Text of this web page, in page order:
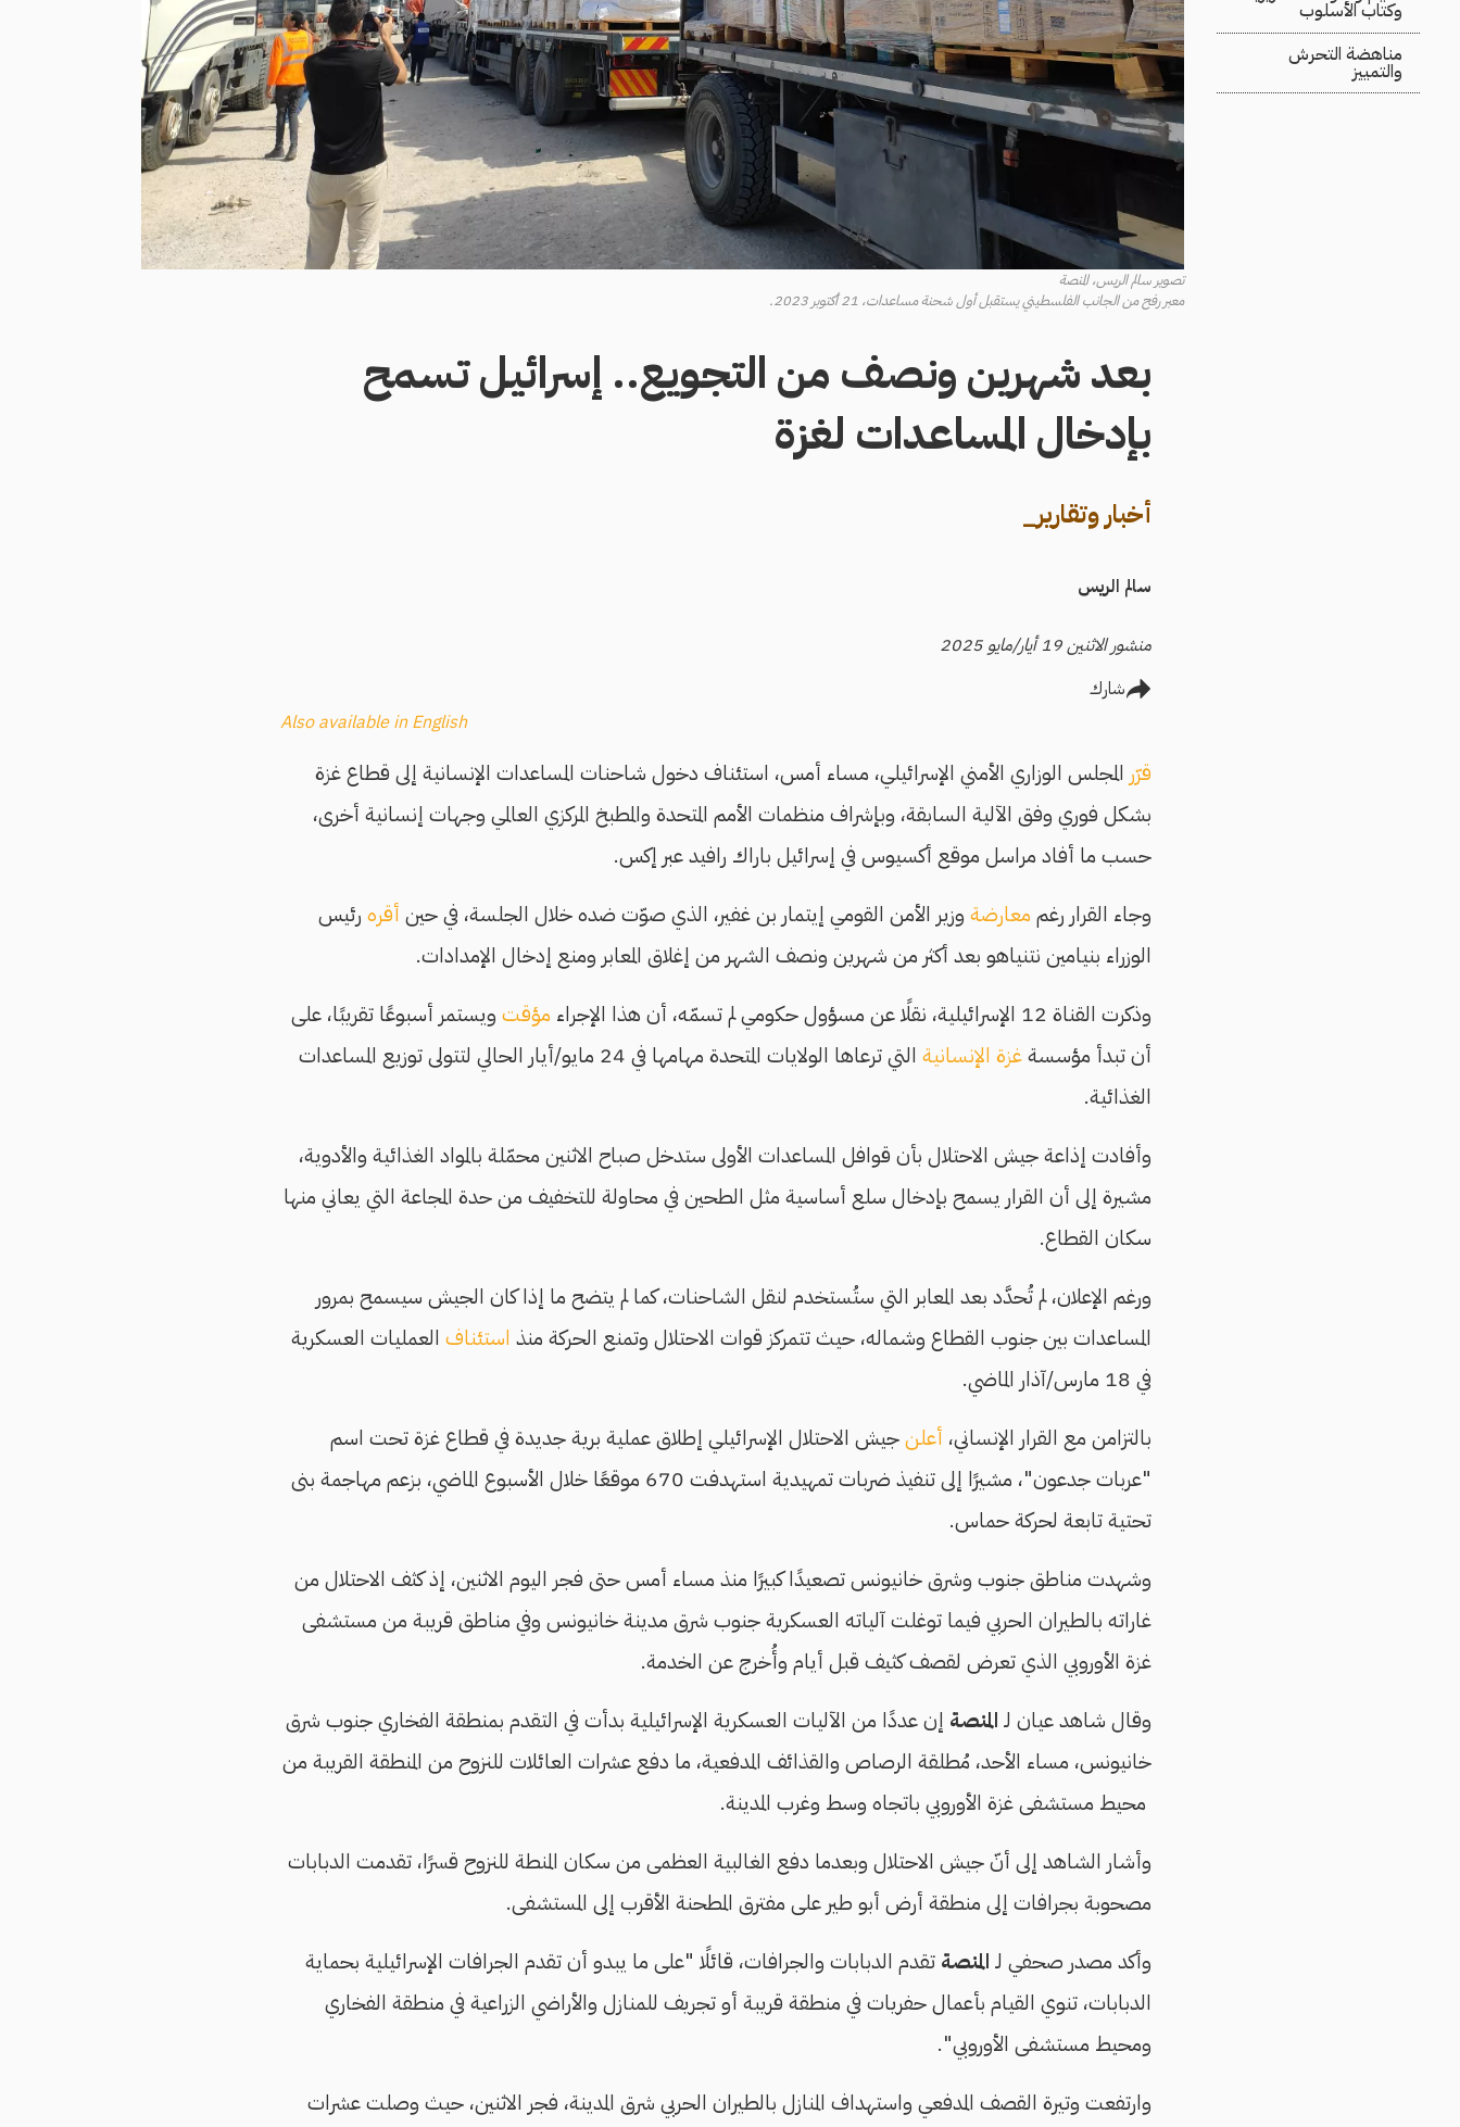
وكتاب الأسلوب
مناهضة التحرش
والتمييز
تصوير سالم الريس، المنصة
معبر رفح من الجانب الفلسطيني يستقبل أول شحنة مساعدات، 21 أكتوبر 2023.
بعد شهرين ونصف من التجويع.. إسرائيل تسمح
بإدخال المساعدات لغزة
أخبار وتقارير_
سالم الريس
منشور الاثنين 19 أيار/مايو 2025
شارك
Also available in English
قرّر المجلس الوزاري الأمني الإسرائيلي، مساء أمس، استئناف دخول شاحنات المساعدات الإنسانية إلى قطاع غزة
بشكل فوري وفق الآلية السابقة، وبإشراف منظمات الأمم المتحدة والمطبخ المركزي العالمي وجهات إنسانية أخرى،
حسب ما أفاد مراسل موقع أكسيوس في إسرائيل باراك رافيد عبر إكس.
وجاء القرار رغم معارضةوزير الأمن القومي إيتمار بن غفير، الذي صوّت ضده خلال الجلسة، في حين أقرهرئيس
الوزراء بنيامين نتنياهو بعد أكثر من شهرين ونصف الشهر من إغلاق المعابر ومنع إدخال الإمدادات.
وذكرت القناة 12 الإسرائيلية، نقلًا عن مسؤول حكومي لم تسمّه، أن هذا الإجراء
مؤقتويستمر أسبوعًا تقريبًا، على
أن تبدأ مؤسسةغزة الإنسانية
التي ترعاها الولايات المتحدة مهامها في 24 مايو/أيار الحالي لتتولى توزيع المساعدات
الغذائية.
وأفادت إذاعة جيش الاحتلال بأن قوافل المساعدات الأولى ستدخل صباح الاثنين محمّلة بالمواد الغذائية والأدوية،
مشيرة إلى أن القرار يسمح بإدخال سلع أساسية مثل الطحين في محاولة للتخفيف من حدة المجاعة التي يعاني منها
سكان القطاع.
ورغم الإعلان، لم تُحدَّد بعد المعابر التي ستُستخدم لنقل الشاحنات، كما لم يتضح ما إذا كان الجيش سيسمح بمرور
المساعدات بين جنوب القطاع وشماله، حيث تتمركز قوات الاحتلال وتمنع الحركة منذ استئنافالعمليات العسكرية
في 18 مارس/آذار الماضي.
بالتزامن مع القرار الإنساني، أعلنجيش الاحتلال الإسرائيلي إطلاق عملية برية جديدة في قطاع غزة تحت اسم
"عربات جدعون"، مشيرًا إلى تنفيذ ضربات تمهيدية استهدفت 670 موقعًا خلال الأسبوع الماضي، بزعم مهاجمة بنى
تحتية تابعة لحركة حماس.
وشهدت مناطق جنوب وشرق خانيونس تصعيدًا كبيرًا منذ مساء أمس حتى فجر اليوم الاثنين، إذ كثف الاحتلال من
غاراته بالطيران الحربي فيما توغلت آلياته العسكرية جنوب شرق مدينة خانيونس وفي مناطق قريبة من مستشفى
غزة الأوروبي الذي تعرض لقصف كثيف قبل أيام وأُخرج عن الخدمة.
وقال شاهد عيان لـ المنصة إن عددًا من الآليات العسكرية الإسرائيلية بدأت في التقدم بمنطقة الفخاري جنوب شرق
خانيونس، مساء الأحد، مُطلقة الرصاص والقذائف المدفعية، ما دفع عشرات العائلات للنزوح من المنطقة القريبة من
محيط مستشفى غزة الأوروبي باتجاه وسط وغرب المدينة.
وأشار الشاهد إلى أنّ جيش الاحتلال وبعدما دفع الغالبية العظمى من سكان المنطة للنزوح قسرًا، تقدمت الدبابات
مصحوبة بجرافات إلى منطقة أرض أبو طير على مفترق المطحنة الأقرب إلى المستشفى.
وأكد مصدر صحفي لـ المنصة تقدم الدبابات والجرافات، قائلًا "على ما يبدو أن تقدم الجرافات الإسرائيلية بحماية
الدبابات، تنوي القيام بأعمال حفريات في منطقة قريبة أو تجريف للمنازل والأراضي الزراعية في منطقة الفخاري
ومحيط مستشفى الأوروبي".
وارتفعت وتيرة القصف المدفعي واستهداف المنازل بالطيران الحربي شرق المدينة، فجر الاثنين، حيث وصلت عشرات